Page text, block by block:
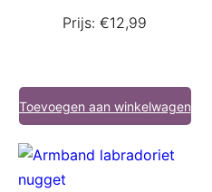
Prijs: €12,99
Toevoegen aan winkelwagen